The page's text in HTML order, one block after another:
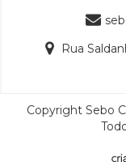
Rua
Copyright Sebo